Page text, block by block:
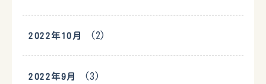
2022年10月 (2)
2022年9月 (3)